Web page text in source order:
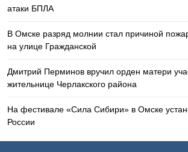
В Омске разряд молнии стал причиной
на улице Гражданской
Дмитрий Перминов вручил орден матери
жительнице Черлакского района
На фестивале «Сила Сибири» в Омске
России